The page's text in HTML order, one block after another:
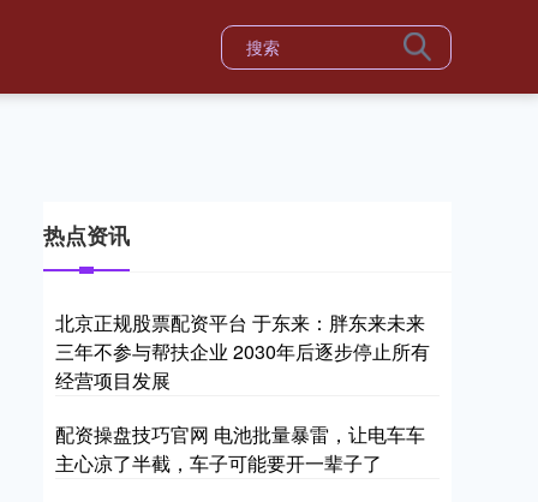
热点资讯
北京正规股票配资平台 于东来：胖东来未来
三年不参与帮扶企业 2030年后逐步停止所有
经营项目发展
配资操盘技巧官网 电池批量暴雷，让电车车
主心凉了半截，车子可能要开一辈子了